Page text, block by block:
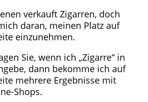
verkauft Zigarren, doch
daran, meinen Platz auf
einzunehmen.
Sie, wenn ich „Zigarre“ in
dann bekomme ich auf
mehrere Ergebnisse mit
Shops.